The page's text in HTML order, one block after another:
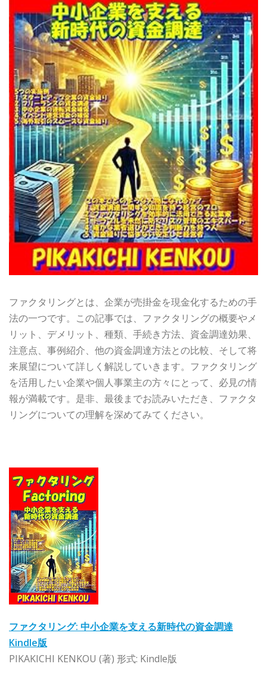
ファクタリングとは、企業が売掛金を現金化するための手
法の一つです。この記事では、ファクタリングの概要やメ
リット、デメリット、種類、手続き方法、資金調達効果、
注意点、事例紹介、他の資金調達方法との比較、そして将
来展望について詳しく解説していきます。ファクタリング
を活用したい企業や個人事業主の方々にとって、必見の情
報が満載です。是非、最後までお読みいただき、ファクタ
リングについての理解を深めてみてください。
ファクタリング: 中小企業を支える新時代の資金調達
Kindle版
PIKAKICHI KENKOU (著) 形式: Kindle版